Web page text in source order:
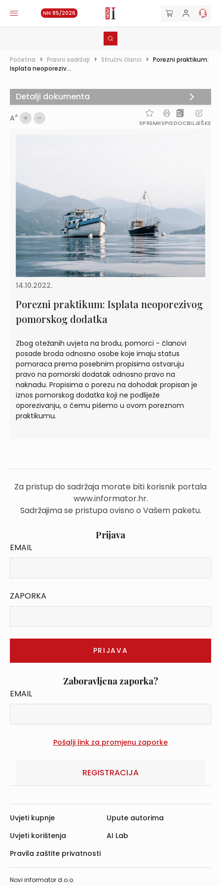
NN 85/2026
Početna > Pravni sadržaji > Stručni članci > Porezni praktikum:
Isplata neoporeziv...
AA
SPREMIISPISDOCBILJEŠKE
14.10.2022.
Porezni praktikum: Isplata neoporezivog
pomorskog dodatka
Zbog otežanih uvjeta na brodu, pomorci - članovi
posade broda odnosno osobe koje imaju status
pomoraca prema posebnim propisima ostvaruju
pravo na pomorski dodatak odnosno pravo na
naknadu. Propisima o porezu na dohodak propisan je
iznos pomorskog dodatka koji ne podliježe
oporezivanju, o čemu pišemo u ovom poreznom
praktikumu.
Za pristup do sadržaja morate biti korisnik portala
www.informator.hr.
Sadržajima se pristupa ovisno o Vašem paketu.
Prijava
EMAIL
ZAPORKA
Zaboravljena zaporka?
EMAIL
REGISTRACIJA
Detalji dokumenta
Novi informator d.o.o.
Uvjeti kupnje
Uvjeti korištenja
Pravila zaštite privatnosti
Upute autorima
AI Lab